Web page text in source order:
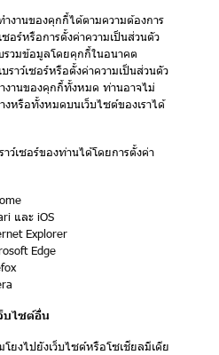
ำงานของคุกกี้ได้ตามความต้องการ
อร์หรือการตั้งค่าความเป็นส่วนตัว
รวมข้อมูลโดยคุกกี้ในอนาคต
ราว์เซอร์หรือตั้งค่าความเป็นส่วนตัว
งานของคุกกี้ทั้งหมด ท่านอาจไม่
งหรือทั้งหมดบนเว็บไซต์ของเราได้
ว์เซอร์ของท่านได้โดยการตั้งค่า
และ iOS
Explorer
Edge
บไซต์อื่น
โยงไปยังเว็บไซต์หรือโซเชียลมีเดีย